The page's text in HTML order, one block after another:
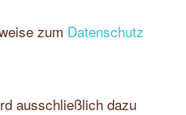
zum Datenschutz
ausschließlich dazu